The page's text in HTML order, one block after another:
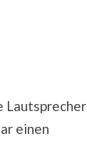
Lautsprecher
einen